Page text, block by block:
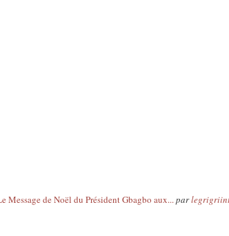
Message de Noël du Président Gbagbo aux...par